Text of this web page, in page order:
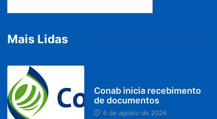
Mais Lidas
Conab inicia recebimento
de documentos
6 de agosto de 2026